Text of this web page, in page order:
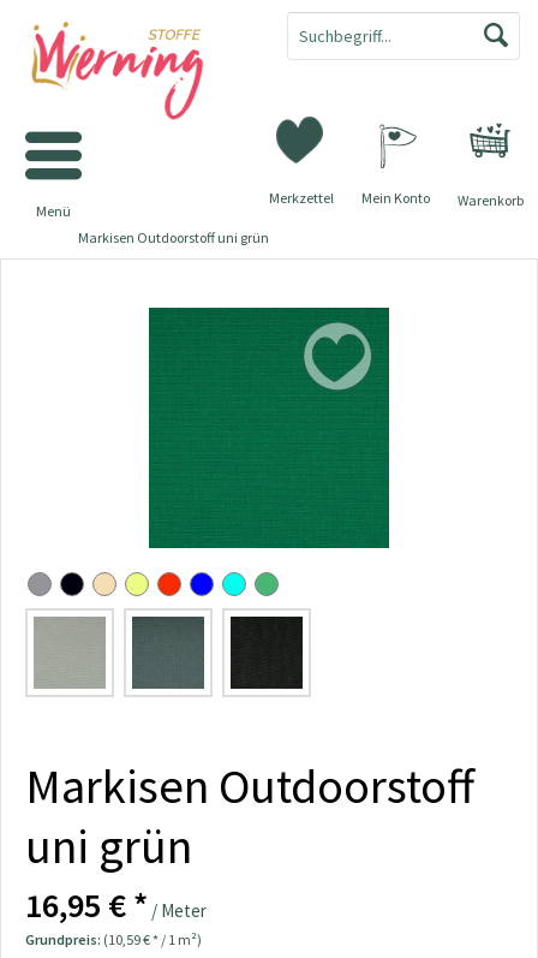
Warenkorb
Merkzettel Mein Konto
Menü
Markisen Outdoorstoff uni grün
Markisen Outdoorstoff
uni grün
16,95 € * / Meter
Grundpreis: (10,59 € * / 1 m²)